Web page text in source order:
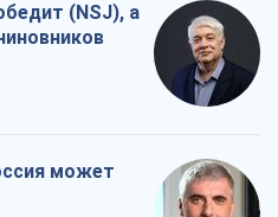
(NSJ), а
может